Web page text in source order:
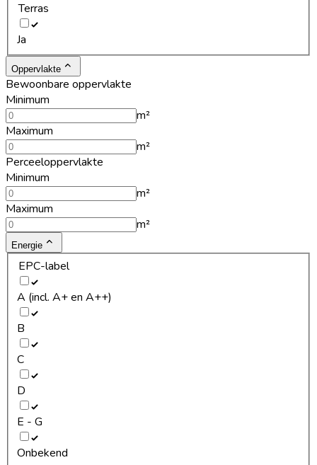
Terras
Ja
Oppervlakte
Bewoonbare oppervlakte
Minimum
m²
Maximum
m²
Perceeloppervlakte
Minimum
m²
Maximum
m²
Energie
EPC-label
A (incl. A+ en A++)
B
C
D
E - G
Onbekend